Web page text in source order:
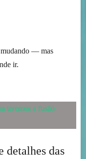
mudando — mas
ir.
detalhes das